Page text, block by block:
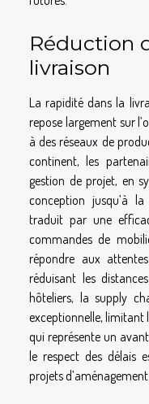
Réduction
livraison
La rapidité dans la
repose largement sur
à des réseaux de
continent, les
gestion de projet, en
conception jusqu’à
traduit par une
commandes de
répondre aux
réduisant les
hôteliers, la supply
exceptionnelle, limitant
qui représente un
le respect des délais
projets d’aménagement.